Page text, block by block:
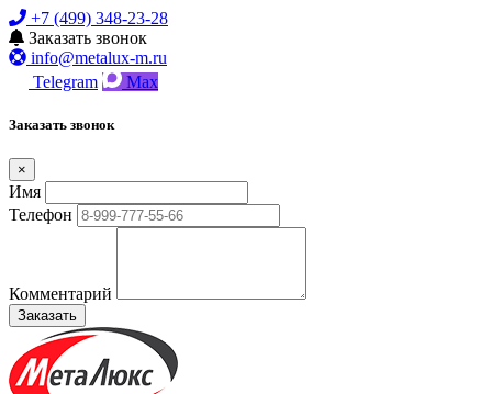
+7 (499) 348-23-28
Заказать звонок
info@metalux-m.ru
Telegram
Max
Заказать звонок
×
Имя
Телефон
Комментарий
Заказать